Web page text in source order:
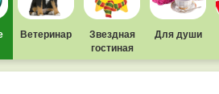
Ветеринар
Звездная
гостиная
Для души